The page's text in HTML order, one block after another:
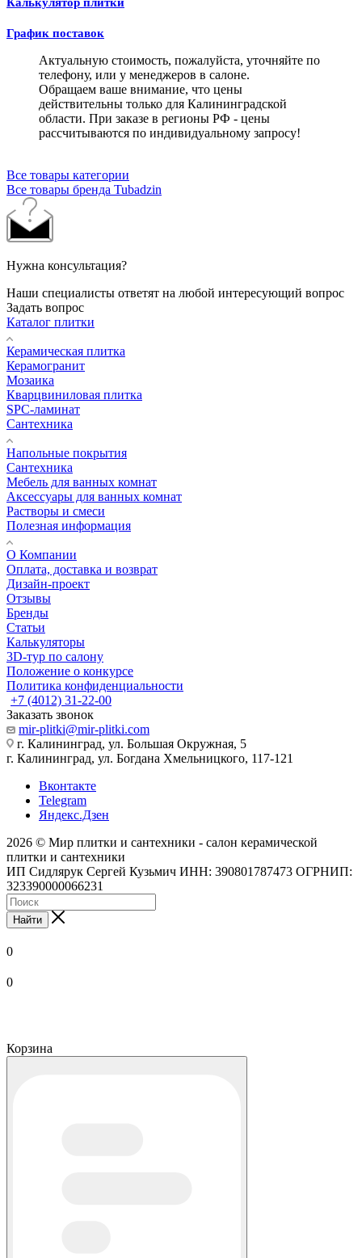
График поставок
Актуальную стоимость, пожалуйста, уточняйте по
телефону, или у менеджеров в салоне.
Обращаем ваше внимание, что цены
действительны только для Калининградской
области. При заказе в регионы РФ - цены
рассчитываются по индивидуальному запросу!
Все товары категории
Все товары бренда Tubadzin
Нужна консультация?
Наши специалисты ответят на любой интересующий вопрос
Задать вопрос
Каталог плитки
Керамическая плитка
Керамогранит
Мозаика
Кварцвиниловая плитка
SPC-ламинат
Сантехника
Напольные покрытия
Сантехника
Мебель для ванных комнат
Аксессуары для ванных комнат
Растворы и смеси
Полезная информация
О Компании
Оплата, доставка и возврат
Дизайн-проект
Отзывы
Бренды
Статьи
Калькуляторы
3D-тур по салону
Положение о конкурсе
Политика конфиденциальности
+7 (4012) 31-22-00
Заказать звонок
mir-plitki@mir-plitki.com
г. Калининград, ул. Большая Окружная, 5
г. Калининград, ул. Богдана Хмельницкого, 117-121
Вконтакте
Telegram
Яндекс.Дзен
2026 © Мир плитки и сантехники - салон керамической
плитки и сантехники
ИП Сидлярук Сергей Кузьмич ИНН: 390801787473 ОГРНИП:
323390000066231
Найти
0
0
Корзина